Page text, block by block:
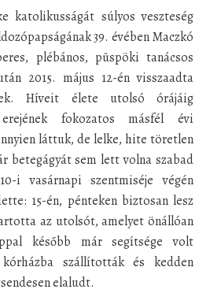
katolikusságát súlyos veszteség
39. évében Maczkó
plébános, püspöki tanácsos
2015. május 12-én visszaadta
Híveit élete utolsó órájáig
fokozatos másfél évi
láttuk, de lelke, hite töretlen
betegágyát sem lett volna szabad
i vasárnapi szentmiséje végén
15-én, pénteken biztosan lesz
az utolsót, amelyet önállóan
később már segítsége volt
szállították és kedden
elaludt.